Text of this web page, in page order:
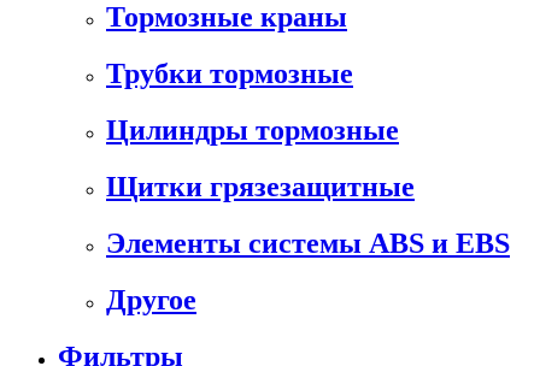
Тормозные краны
Трубки тормозные
Цилиндры тормозные
Щитки грязезащитные
Элементы системы ABS и EBS
Другое
Фильтры